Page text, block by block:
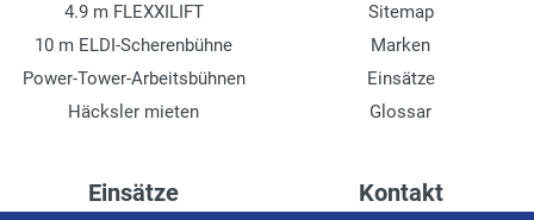
4.9 m FLEXXILIFT
10 m ELDI-Scherenbühne
Power-Tower-Arbeitsbühnen
Häcksler mieten
Sitemap
Marken
Einsätze
Glossar
Einsätze Kontakt